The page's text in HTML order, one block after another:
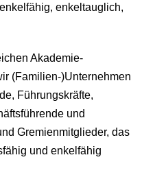
enkeltauglich,
Akademie-
(Familien-)Unternehmen
Führungskräfte,
und
Gremienmitglieder, das
und enkelfähig